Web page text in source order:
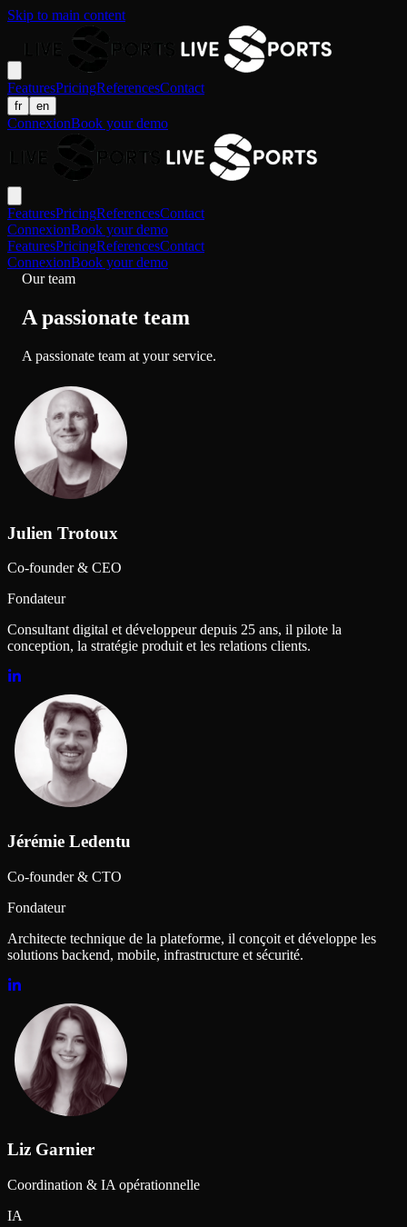
Skip to main content
FeaturesPricingReferencesContact
fr en
ConnexionBook your demo
FeaturesPricingReferencesContact
ConnexionBook your demo
FeaturesPricingReferencesContact
ConnexionBook your demo
Our team
A passionate team
A passionate team at your service.
Julien Trotoux
Co-founder & CEO
Fondateur
Consultant digital et développeur depuis 25 ans, il pilote la
conception, la stratégie produit et les relations clients.
Jérémie Ledentu
Co-founder & CTO
Fondateur
Architecte technique de la plateforme, il conçoit et développe les
solutions backend, mobile, infrastructure et sécurité.
Liz Garnier
Coordination & IA opérationnelle
IA